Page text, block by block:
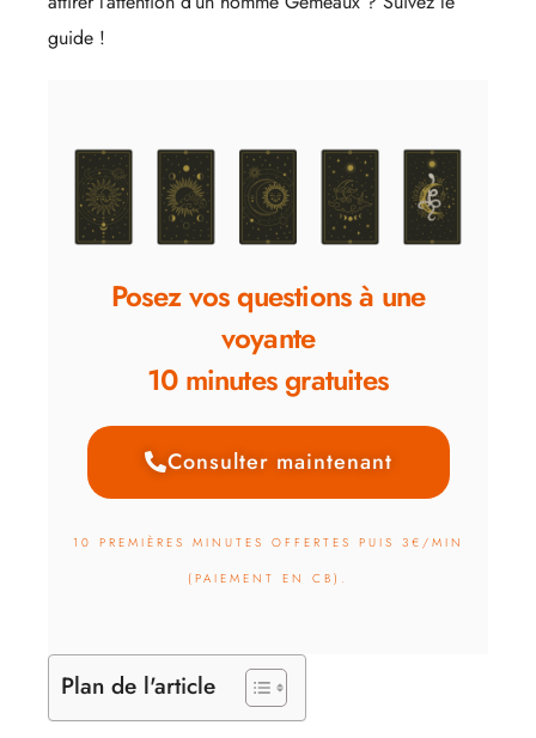
guide !
Posez vos questions à une
voyante
10 minutes gratuites
Consulter maintenant
10 PREMIÈRES MINUTES OFFERTES PUIS 3€/MIN
(PAIEMENT EN CB).
Plan de l'article